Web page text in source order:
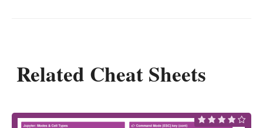
Related Cheat Sheets